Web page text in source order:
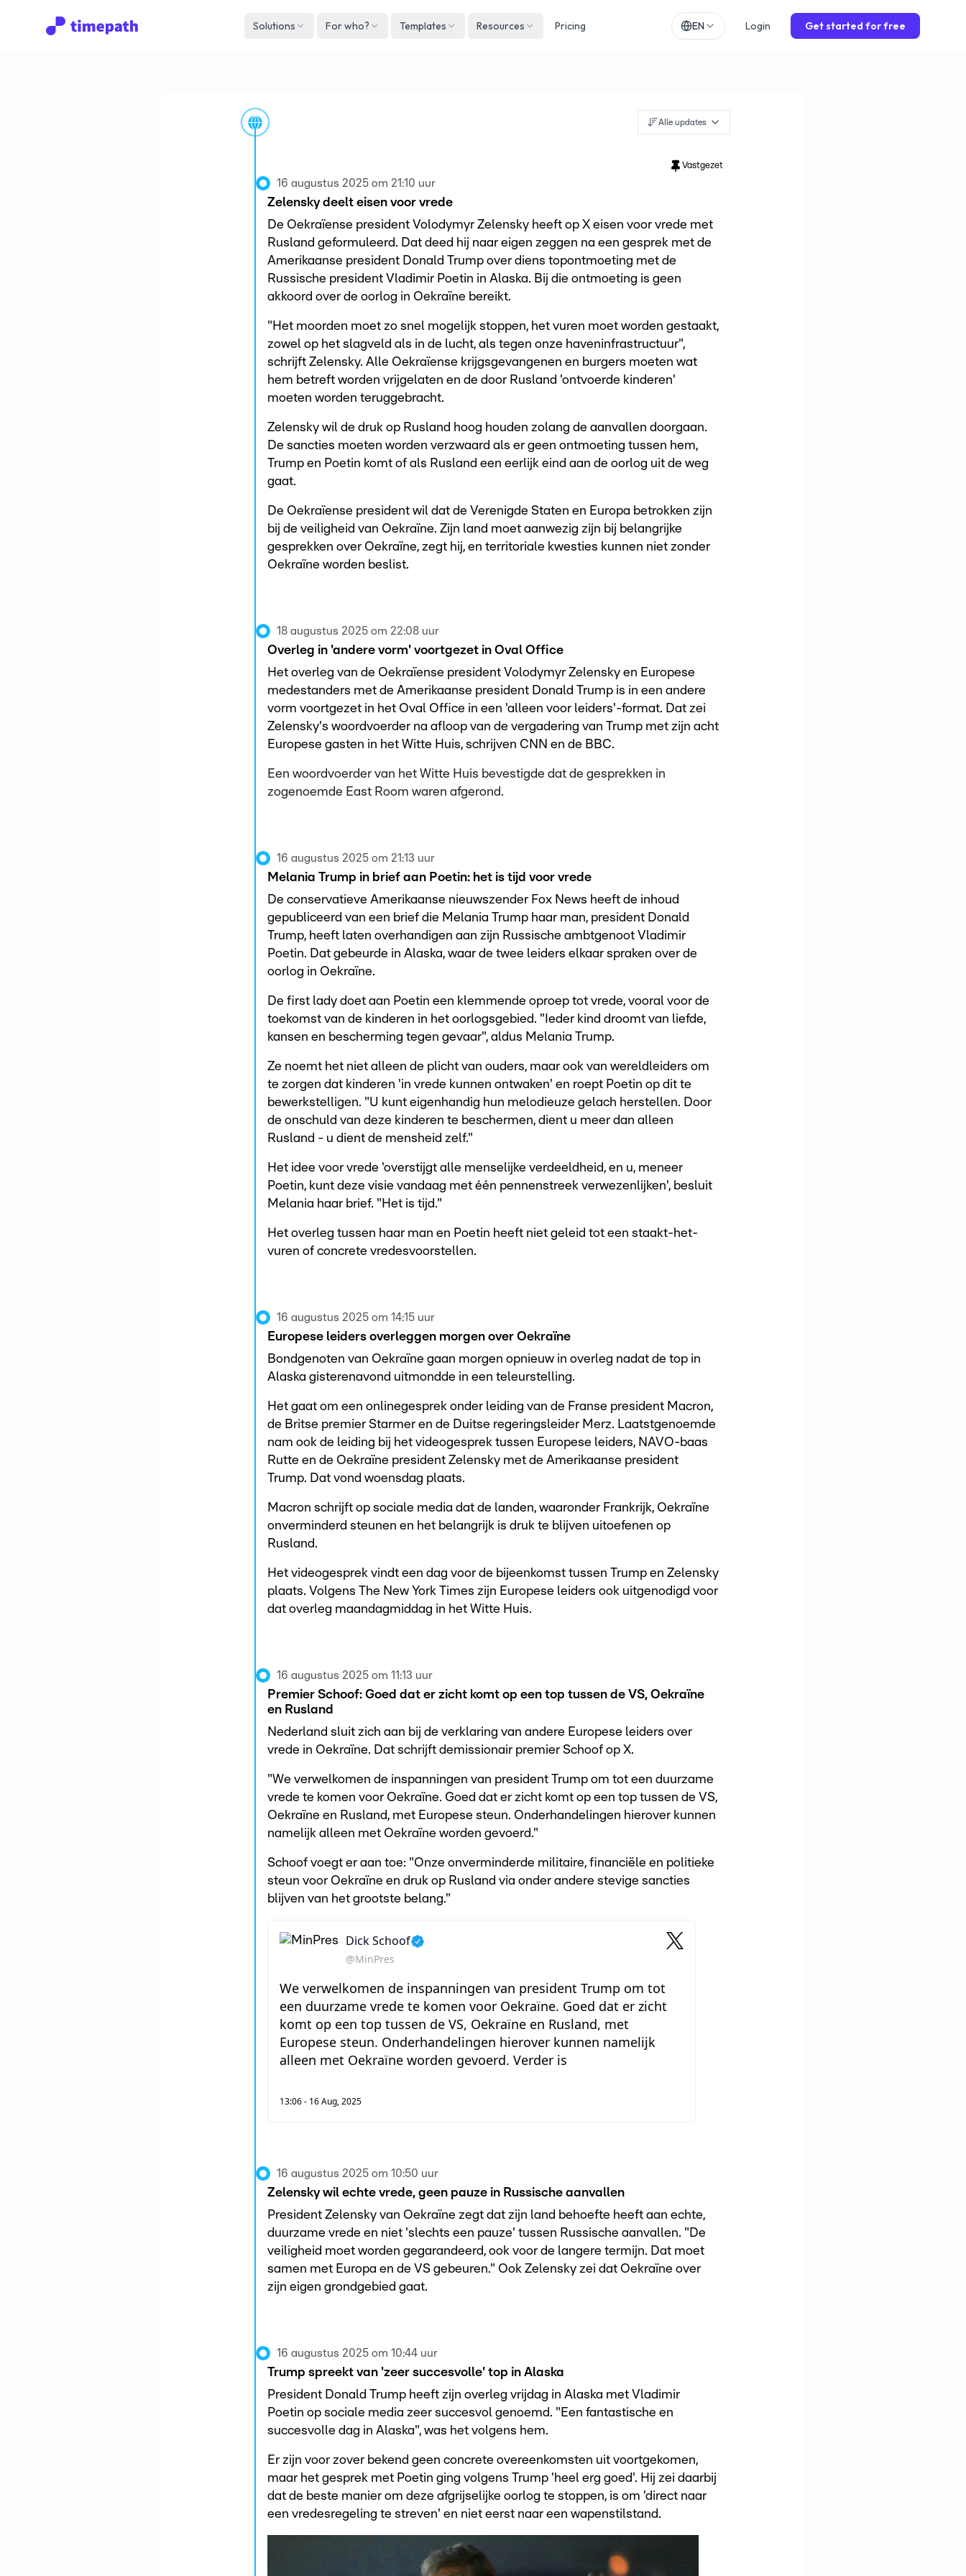
Solutions For who? Templates Resources Pricing EN
Deutsch DE
Español ES
FR
Login Get started for free
Alle updates
Vastgezet
16 augustus 2025 om 21:10 uur
Zelensky deelt eisen voor vrede
De Oekraïense president Volodymyr Zelensky heeft op X eisen voor vrede met
Rusland geformuleerd. Dat deed hij naar eigen zeggen na een gesprek met de
Amerikaanse president Donald Trump over diens topontmoeting met de
Russische president Vladimir Poetin in Alaska. Bij die ontmoeting is geen
akkoord over de oorlog in Oekraïne bereikt.
"Het moorden moet zo snel mogelijk stoppen, het vuren moet worden gestaakt,
zowel op het slagveld als in de lucht, als tegen onze haveninfrastructuur",
schrijft Zelensky. Alle Oekraïense krijgsgevangenen en burgers moeten wat
hem betreft worden vrijgelaten en de door Rusland 'ontvoerde kinderen'
moeten worden teruggebracht.
Zelensky wil de druk op Rusland hoog houden zolang de aanvallen doorgaan.
De sancties moeten worden verzwaard als er geen ontmoeting tussen hem,
Trump en Poetin komt of als Rusland een eerlijk eind aan de oorlog uit de weg
gaat.
De Oekraïense president wil dat de Verenigde Staten en Europa betrokken zijn
bij de veiligheid van Oekraïne. Zijn land moet aanwezig zijn bij belangrijke
gesprekken over Oekraïne, zegt hij, en territoriale kwesties kunnen niet zonder
Oekraïne worden beslist.
18 augustus 2025 om 22:08 uur
Overleg in 'andere vorm' voortgezet in Oval Office
Het overleg van de Oekraïense president Volodymyr Zelensky en Europese
medestanders met de Amerikaanse president Donald Trump is in een andere
vorm voortgezet in het Oval Office in een 'alleen voor leiders'-format. Dat zei
Zelensky's woordvoerder na afloop van de vergadering van Trump met zijn acht
Europese gasten in het Witte Huis, schrijven CNN en de BBC.
Een woordvoerder van het Witte Huis bevestigde dat de gesprekken in
zogenoemde East Room waren afgerond.
16 augustus 2025 om 21:13 uur
Melania Trump in brief aan Poetin: het is tijd voor vrede
De conservatieve Amerikaanse nieuwszender Fox News heeft de inhoud
gepubliceerd van een brief die Melania Trump haar man, president Donald
Trump, heeft laten overhandigen aan zijn Russische ambtgenoot Vladimir
Poetin. Dat gebeurde in Alaska, waar de twee leiders elkaar spraken over de
oorlog in Oekraïne.
De first lady doet aan Poetin een klemmende oproep tot vrede, vooral voor de
toekomst van de kinderen in het oorlogsgebied. "Ieder kind droomt van liefde,
kansen en bescherming tegen gevaar", aldus Melania Trump.
Ze noemt het niet alleen de plicht van ouders, maar ook van wereldleiders om
te zorgen dat kinderen 'in vrede kunnen ontwaken' en roept Poetin op dit te
bewerkstelligen. "U kunt eigenhandig hun melodieuze gelach herstellen. Door
de onschuld van deze kinderen te beschermen, dient u meer dan alleen
Rusland - u dient de mensheid zelf."
Het idee voor vrede 'overstijgt alle menselijke verdeeldheid, en u, meneer
Poetin, kunt deze visie vandaag met één pennenstreek verwezenlijken', besluit
Melania haar brief. "Het is tijd."
Het overleg tussen haar man en Poetin heeft niet geleid tot een staakt-het-
vuren of concrete vredesvoorstellen.
16 augustus 2025 om 14:15 uur
Europese leiders overleggen morgen over Oekraïne
Bondgenoten van Oekraïne gaan morgen opnieuw in overleg nadat de top in
Alaska gisterenavond uitmondde in een teleurstelling.
Het gaat om een onlinegesprek onder leiding van de Franse president Macron,
de Britse premier Starmer en de Duitse regeringsleider Merz. Laatstgenoemde
nam ook de leiding bij het videogesprek tussen Europese leiders, NAVO-baas
Rutte en de Oekraïne president Zelensky met de Amerikaanse president
Trump. Dat vond woensdag plaats.
Macron schrijft op sociale media dat de landen, waaronder Frankrijk, Oekraïne
onverminderd steunen en het belangrijk is druk te blijven uitoefenen op
Rusland.
Het videogesprek vindt een dag voor de bijeenkomst tussen Trump en Zelensky
plaats. Volgens The New York Times zijn Europese leiders ook uitgenodigd voor
dat overleg maandagmiddag in het Witte Huis.
16 augustus 2025 om 11:13 uur
Premier Schoof: Goed dat er zicht komt op een top tussen de VS, Oekraïne
en Rusland
Nederland sluit zich aan bij de verklaring van andere Europese leiders over
vrede in Oekraïne. Dat schrijft demissionair premier Schoof op X.
"We verwelkomen de inspanningen van president Trump om tot een duurzame
vrede te komen voor Oekraïne. Goed dat er zicht komt op een top tussen de VS,
Oekraïne en Rusland, met Europese steun. Onderhandelingen hierover kunnen
namelijk alleen met Oekraïne worden gevoerd."
Schoof voegt er aan toe: "Onze onverminderde militaire, financiële en politieke
steun voor Oekraïne en druk op Rusland via onder andere stevige sancties
blijven van het grootste belang."
Dick Schoof
@MinPres
We verwelkomen de inspanningen van president Trump om tot
een duurzame vrede te komen voor Oekraïne. Goed dat er zicht
komt op een top tussen de VS, Oekraïne en Rusland, met
Europese steun. Onderhandelingen hierover kunnen namelijk
alleen met Oekraïne worden gevoerd. Verder is
13:06 - 16 Aug, 2025
16 augustus 2025 om 10:50 uur
Zelensky wil echte vrede, geen pauze in Russische aanvallen
President Zelensky van Oekraïne zegt dat zijn land behoefte heeft aan echte,
duurzame vrede en niet 'slechts een pauze' tussen Russische aanvallen. "De
veiligheid moet worden gegarandeerd, ook voor de langere termijn. Dat moet
samen met Europa en de VS gebeuren." Ook Zelensky zei dat Oekraïne over
zijn eigen grondgebied gaat.
16 augustus 2025 om 10:44 uur
Trump spreekt van 'zeer succesvolle' top in Alaska
President Donald Trump heeft zijn overleg vrijdag in Alaska met Vladimir
Poetin op sociale media zeer succesvol genoemd. "Een fantastische en
succesvolle dag in Alaska", was het volgens hem.
Er zijn voor zover bekend geen concrete overeenkomsten uit voortgekomen,
maar het gesprek met Poetin ging volgens Trump 'heel erg goed'. Hij zei daarbij
dat de beste manier om deze afgrijselijke oorlog te stoppen, is om 'direct naar
een vredesregeling te streven' en niet eerst naar een wapenstilstand.